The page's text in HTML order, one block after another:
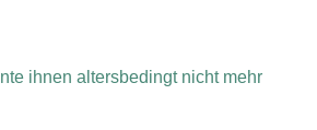
ihnen altersbedingt nicht mehr